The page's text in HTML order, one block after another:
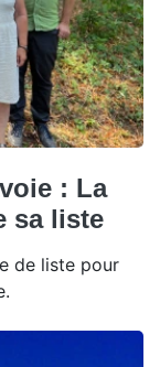
: La
sa liste
de liste pour